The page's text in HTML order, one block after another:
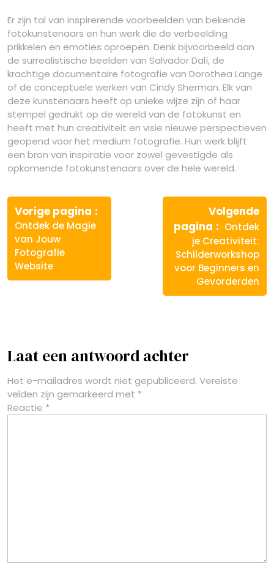
Er zijn tal van inspirerende voorbeelden van bekende
fotokunstenaars en hun werk die de verbeelding
prikkelen en emoties oproepen. Denk bijvoorbeeld aan
de surrealistische beelden van Salvador Dalí, de
krachtige documentaire fotografie van Dorothea Lange
of de conceptuele werken van Cindy Sherman. Elk van
deze kunstenaars heeft op unieke wijze zijn of haar
stempel gedrukt op de wereld van de fotokunst en
heeft met hun creativiteit en visie nieuwe perspectieven
geopend voor het medium fotografie. Hun werk blijft
een bron van inspiratie voor zowel gevestigde als
opkomende fotokunstenaars over de hele wereld.
Berichtnavigatie
Vorige pagina
Ontdek de Magie
van Jouw
Fotografie
Website
Volgende
pagina
Volgende
bericht:
Ontdek
je Creativiteit:
Schilderworkshop
voor Beginners en
Gevorderden
Laat een antwoord achter
Het e-mailadres wordt niet gepubliceerd. Vereiste
velden zijn gemarkeerd met *
Reactie *